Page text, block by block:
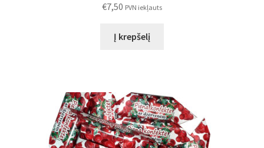
€7,50 PVN iekļauts
Į krepšelį